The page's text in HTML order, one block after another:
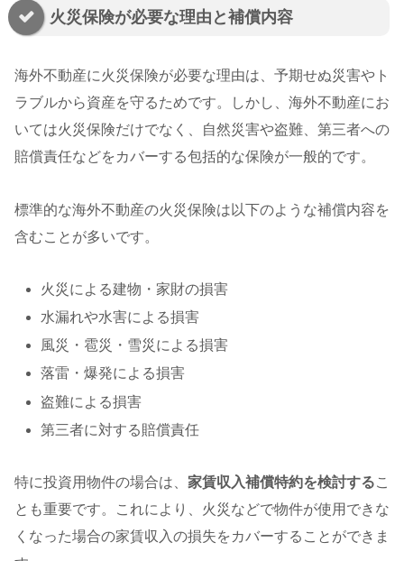
火災保険が必要な理由と補償内容
海外不動産に火災保険が必要な理由は、予期せぬ災害やト
ラブルから資産を守るためです。しかし、海外不動産にお
いては火災保険だけでなく、自然災害や盗難、第三者への
賠償責任などをカバーする包括的な保険が一般的です。
標準的な海外不動産の火災保険は以下のような補償内容を
含むことが多いです。
火災による建物・家財の損害
水漏れや水害による損害
風災・雹災・雪災による損害
落雷・爆発による損害
盗難による損害
第三者に対する賠償責任
特に投資用物件の場合は、 家賃収入補償特約を検討するこ
とも重要です。これにより、火災などで物件が使用できな
くなった場合の家賃収入の損失をカバーすることができま